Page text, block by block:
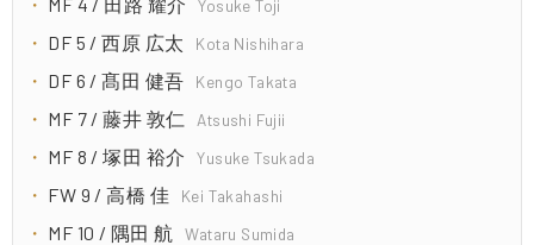
Yosuke Toji
DF 5 / 西原 広太 Kota Nishihara
DF 6 / 髙田 健吾 Kengo Takata
MF 7 / 藤井 敦仁 Atsushi Fujii
MF 8 / 塚田 裕介 Yusuke Tsukada
FW 9 / 高橋 佳 Kei Takahashi
MF 10 / 隅田 航 Wataru Sumida